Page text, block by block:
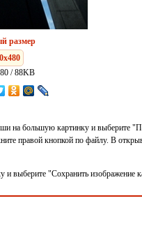
размер
/ 88KB
на большую картинку и выберите
правой кнопкой по файлу. В
и выберите "Сохранить изображение